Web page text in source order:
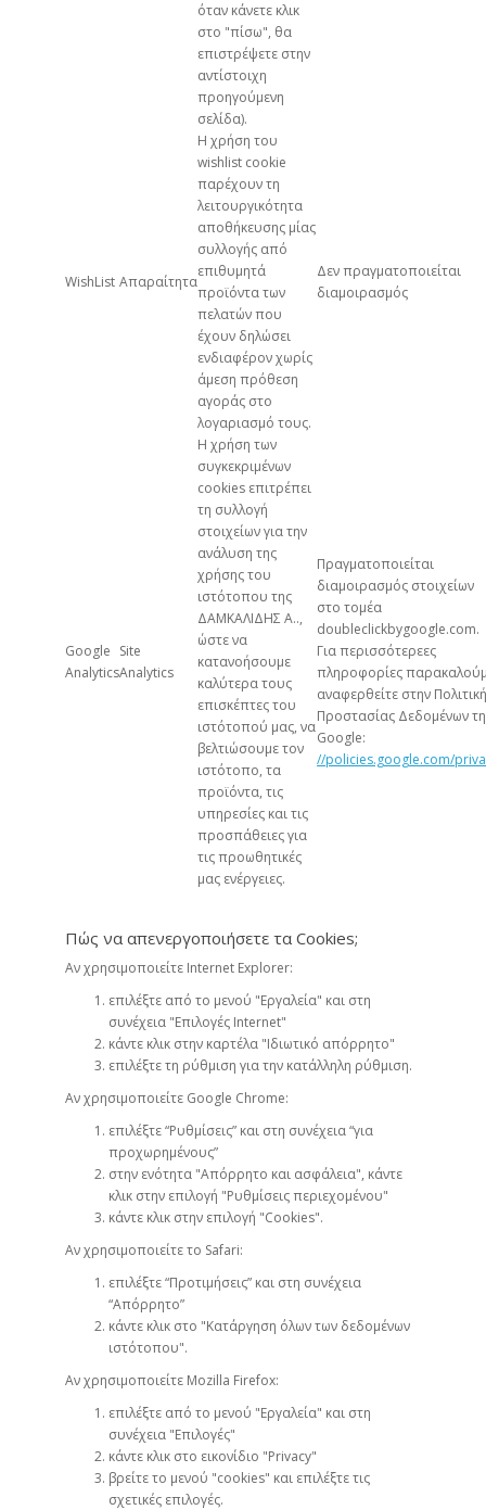
όταν κάνετε κλικ
στο "πίσω", θα
επιστρέψετε στην
αντίστοιχη
προηγούμενη
σελίδα).
WishList Απαραίτητα
Η χρήση του
wishlist cookie
παρέχουν τη
λειτουργικότητα
αποθήκευσης μίας
συλλογής από
επιθυμητά
προϊόντα των
πελατών που
έχουν δηλώσει
ενδιαφέρον χωρίς
άμεση πρόθεση
αγοράς στο
λογαριασμό τους.
Δεν πραγματοποιείται
διαμοιρασμός
Google
Analytics
Site
Analytics
Η χρήση των
συγκεκριμένων
cookies επιτρέπει
τη συλλογή
στοιχείων για την
ανάλυση της
χρήσης του
ιστότοπου της
ΔΑΜΚΑΛΙΔΗΣ Α..,
ώστε να
κατανοήσουμε
καλύτερα τους
επισκέπτες του
ιστότοπού μας, να
βελτιώσουμε τον
ιστότοπο, τα
προϊόντα, τις
υπηρεσίες και τις
προσπάθειες για
τις προωθητικές
μας ενέργειες.
Πραγματοποιείται
διαμοιρασμός στοιχείων
στο τομέα
doubleclickbygoogle.com.
Για περισσότερεες
πληροφορίες
αναφερθείτε στην Πολιτική
Προστασίας Δεδομένων
Google:
//policies.google.com/
Πώς να απενεργοποιήσετε τα Cookies;
Αν χρησιμοποιείτε Internet Explorer:
επιλέξτε από το μενού "Εργαλεία" και στη
συνέχεια "Επιλογές Internet"
κάντε κλικ στην καρτέλα "Ιδιωτικό απόρρητο"
επιλέξτε τη ρύθμιση για την κατάλληλη ρύθμιση.
Αν χρησιμοποιείτε Google Chrome:
επιλέξτε “Ρυθμίσεις” και στη συνέχεια “για
προχωρημένους”
στην ενότητα "Απόρρητο και ασφάλεια", κάντε
κλικ στην επιλογή "Ρυθμίσεις περιεχομένου"
κάντε κλικ στην επιλογή "Cookies".
Αν χρησιμοποιείτε το Safari:
επιλέξτε “Προτιμήσεις” και στη συνέχεια
“Απόρρητο”
κάντε κλικ στο "Κατάργηση όλων των δεδομένων
ιστότοπου".
Αν χρησιμοποιείτε Mozilla Firefox:
επιλέξτε από το μενού "Εργαλεία" και στη
συνέχεια "Επιλογές"
κάντε κλικ στο εικονίδιο "Privacy"
βρείτε το μενού "cookies" και επιλέξτε τις
σχετικές επιλογές.